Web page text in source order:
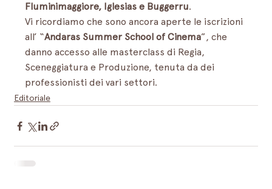
Fluminimaggiore, Iglesias e Buggerru.
Vi ricordiamo che sono ancora aperte le iscrizioni
all’ “Andaras Summer School of Cinema”, che
danno accesso alle masterclass di Regia,
Sceneggiatura e Produzione, tenuta da dei
professionisti dei vari settori.
Editoriale